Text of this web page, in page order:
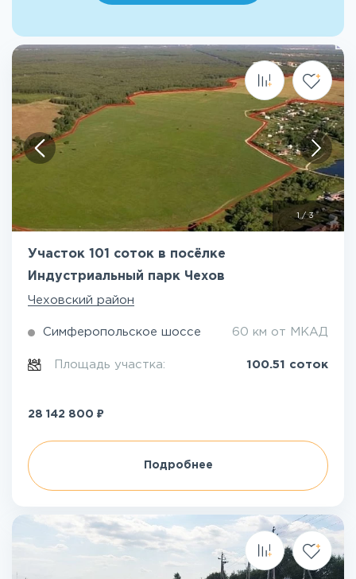
1 /3
Участок 101 соток в посёлке
Индустриальный парк Чехов
Чеховский район
Симферопольское шоссе 60 км от МКАД
Площадь участка: 100.51 соток
28 142 800 ₽
Подробнее